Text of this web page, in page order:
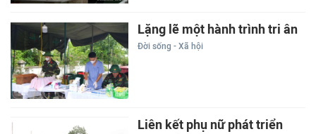
Lặng lẽ một hành trình tri ân
Đời sống - Xã hội
Liên kết phụ nữ phát triển